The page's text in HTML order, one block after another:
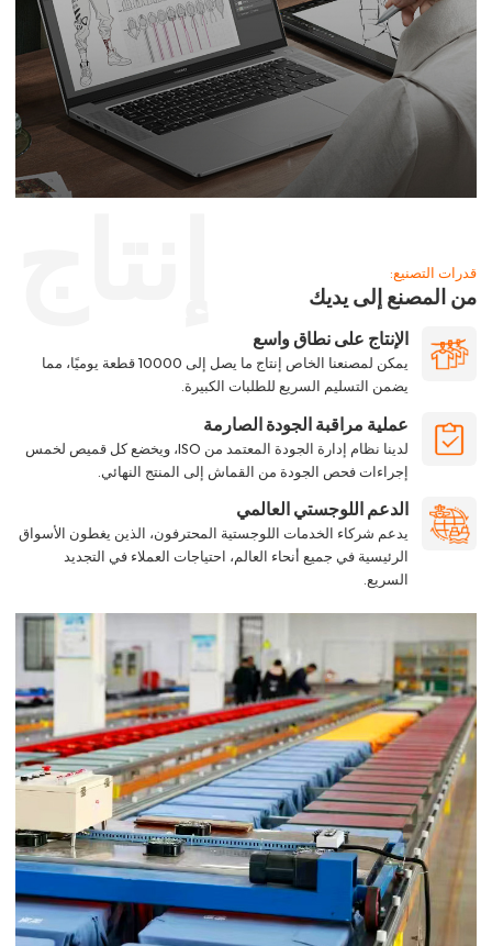
قدرات التصنيع:
من المصنع إلى يديك
الإنتاج على نطاق واسع
يمكن لمصنعنا الخاص إنتاج ما يصل إلى 10000 قطعة يوميًا، مما
يضمن التسليم السريع للطلبات الكبيرة.
عملية مراقبة الجودة الصارمة
لدينا نظام إدارة الجودة المعتمد من ISO، ويخضع كل قميص لخمس
إجراءات فحص الجودة من القماش إلى المنتج النهائي.
الدعم اللوجستي العالمي
يدعم شركاء الخدمات اللوجستية المحترفون، الذين يغطون الأسواق
الرئيسية في جميع أنحاء العالم، احتياجات العملاء في التجديد
السريع.